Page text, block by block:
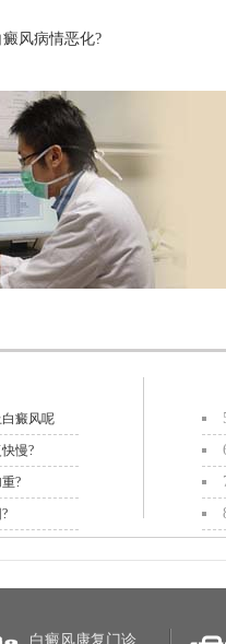
风病情恶化?
癜风呢
慢?
?
白癜风康复门诊